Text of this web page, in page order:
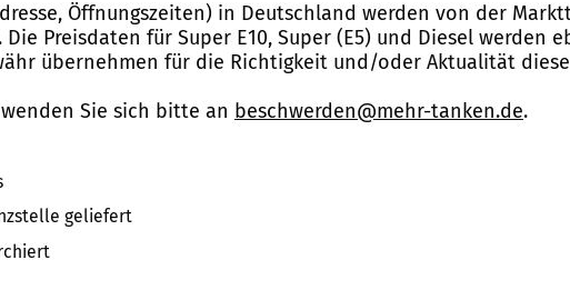
Öffnungszeiten) in Deutschland werden von der
Preisdaten für Super E10, Super (E5) und Diesel werden
übernehmen für die Richtigkeit und/oder Aktualität
Sie sich bitte an beschwerden@mehr-tanken.de.
geliefert